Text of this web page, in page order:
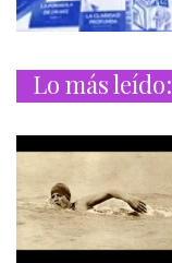
Lo más leído: